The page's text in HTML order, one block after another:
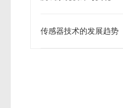
传感器技术的发展趋势